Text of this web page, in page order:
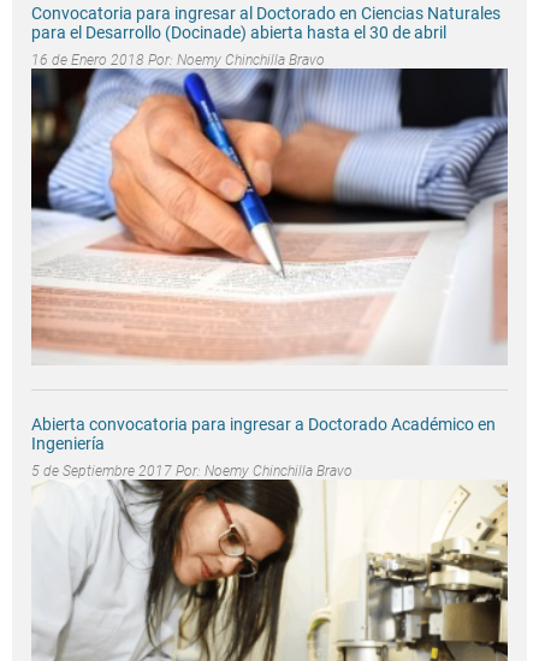
Convocatoria para ingresar al Doctorado en Ciencias Naturales
para el Desarrollo (Docinade) abierta hasta el 30 de abril
16 de Enero 2018 Por: Noemy Chinchilla Bravo
Abierta convocatoria para ingresar a Doctorado Académico en
Ingeniería
5 de Septiembre 2017 Por: Noemy Chinchilla Bravo